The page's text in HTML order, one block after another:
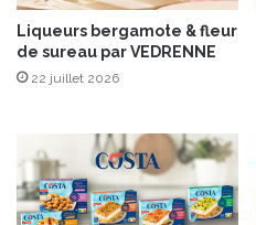
c
h
e
s
l
l
é
Liqueurs bergamote & fleur
de sureau par VEDRENNE
22 juillet 2026